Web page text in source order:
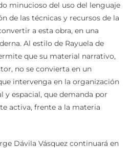
minucioso del uso del lenguaje
de las técnicas y recursos de la
a esta obra, en una
Al estilo de Rayuela de
que su material narrativo,
no se convierta en un
intervenga en la organización
y espacial, que demanda por
activa, frente a la materia
Dávila Vásquez continuará en